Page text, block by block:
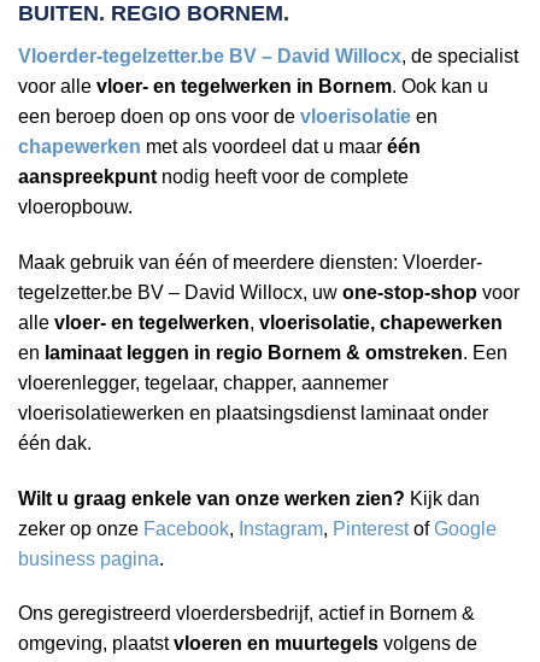
BUITEN. REGIO BORNEM.
Vloerder-tegelzetter.be BV – David Willocx, de specialist
voor alle vloer- en tegelwerken in Bornem. Ook kan u
een beroep doen op ons voor de vloerisolatie en
chapewerken met als voordeel dat u maar één
aanspreekpunt nodig heeft voor de complete
vloeropbouw.
Maak gebruik van één of meerdere diensten: Vloerder-
tegelzetter.be BV – David Willocx, uw one-stop-shop voor
alle vloer- en tegelwerken, vloerisolatie, chapewerken
en laminaat leggen in regio Bornem & omstreken. Een
vloerenlegger, tegelaar, chapper, aannemer
vloerisolatiewerken en plaatsingsdienst laminaat onder
één dak.
Wilt u graag enkele van onze werken zien? Kijk dan
zeker op onze Facebook, Instagram, PinterestofGoogle
business pagina.
Ons geregistreerd vloerdersbedrijf, actief in Bornem &
omgeving, plaatstvloeren en muurtegels volgens de